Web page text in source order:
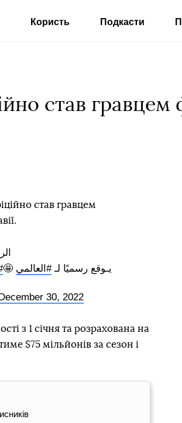
Користь Подкасти
став гравцем
став гравцем
يـوقع رسميًا لـ#العالمي 🤩
30, 2022
з 1 січня та розрахована на
$75 мільйонів за сезон і